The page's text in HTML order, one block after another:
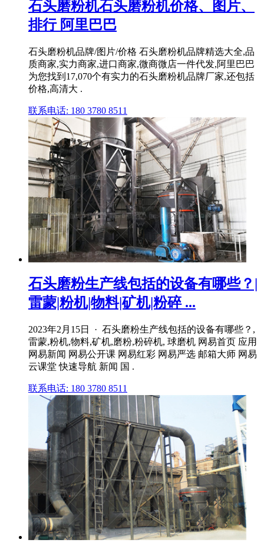
石头磨粉机石头磨粉机价格、图片、
排行 阿里巴巴
石头磨粉机品牌/图片/价格 石头磨粉机品牌精选大全,品
质商家,实力商家,进口商家,微商微店一件代发,阿里巴巴
为您找到17,070个有实力的石头磨粉机品牌厂家,还包括
价格,高清大 .
联系电话: 180 3780 8511
石头磨粉生产线包括的设备有哪些？|
雷蒙|粉机|物料|矿机|粉碎 ...
2023年2月15日 · 石头磨粉生产线包括的设备有哪些？,
雷蒙,粉机,物料,矿机,磨粉,粉碎机, 球磨机 网易首页 应用
网易新闻 网易公开课 网易红彩 网易严选 邮箱大师 网易
云课堂 快速导航 新闻 国 .
联系电话: 180 3780 8511